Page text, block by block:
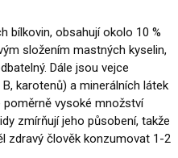
bílkovin, obsahují okolo 10 %
složením mastných kyselin,
Dále jsou vejce
karotenů) a minerálních látek
poměrně vysoké množství
zmírňují jeho působení, takže
zdravý člověk konzumovat 1-2